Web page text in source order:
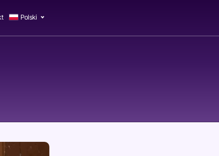
Polski